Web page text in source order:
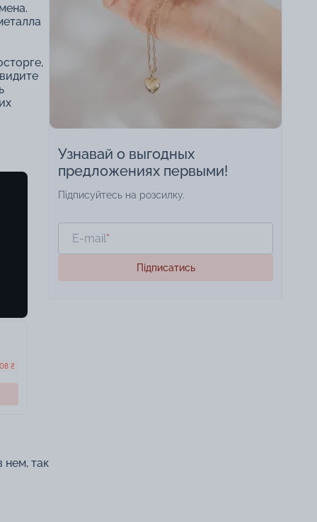
₴
так
Узнавай о выгодных
предложениях первыми!
Підписуйтесь на розсилку.
E-mail*
Підписатись